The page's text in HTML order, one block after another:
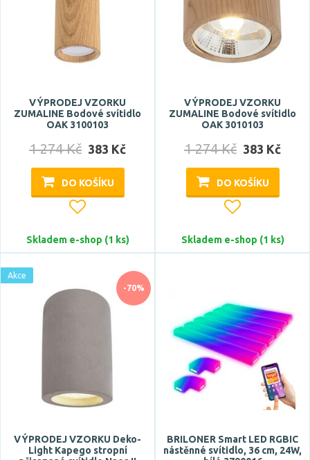
Prodloužená záruka
Značka
ACA
ARTEMIDE
ASTRO
BRILONER
Deko-Light
Zobrazit více
Celkový příkon max.
Počet světelných zdrojů
VÝPRODEJ VZORKU
ZUMALINE Bodové svítidlo
OAK 3100103
1 274 Kč 383 Kč
DO KOŠÍKU
Skladem e-shop (1 ks)
VÝPRODEJ VZORKU
ZUMALINE Bodové svítidlo
OAK 3010103
1 274 Kč 383 Kč
DO KOŠÍKU
Skladem e-shop (1 ks)
-70%
Akce
VÝPRODEJ VZORKU Deko-
Light Kapego stropní
BRILONER Smart LED RGBIC
nástěnné svítidlo, 36 cm, 24W,